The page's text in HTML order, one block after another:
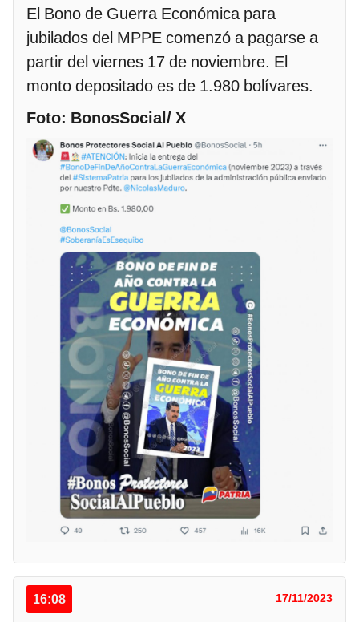
El Bono de Guerra Económica para
jubilados del MPPE comenzó a pagarse a
partir del viernes 17 de noviembre. El
monto depositado es de 1.980 bolívares.
Foto: BonosSocial/ X
16:08 17/11/2023